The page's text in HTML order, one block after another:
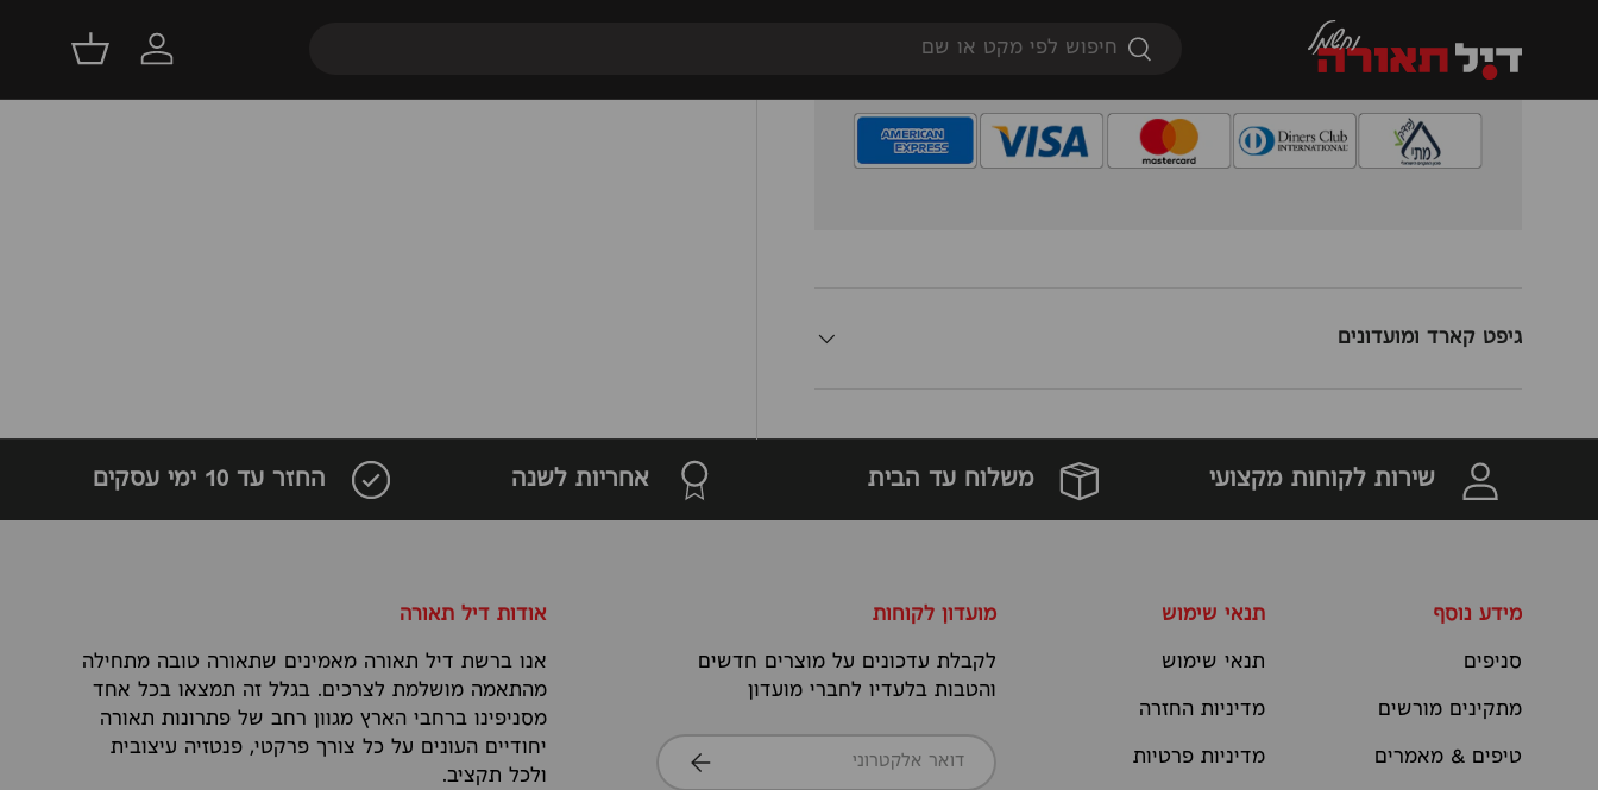
חיפוש
חיפוש
התחברותסל קניות
גופי תאורה נורות מוצרי חשמל מיזוג חימום ואוורור אביזרי חשמל
כל אמצעי התשלום באתר מאובטחים ומאושרים על ידי חברת האשראי, כל
הפריטים הרלוונטים עברו בדיקה ואישור של מכון התקנים וכן כל גופי
התאורה באתר מגיעים עם אחריות מלאה.
גיפט קארד ומועדונים
שירות לקוחות מקצועי משלוח עד הבית אחריות לשנה החזר עד 10 ימי עסקים
מידע נוסף
סניפים
מתקינים מורשים
טיפים & מאמרים
תנאי שימוש
תנאי שימוש
מדיניות החזרה
מדיניות פרטיות
מועדון לקוחות
לקבלת עדכונים על מוצרים חדשים
והטבות בלעדיו לחברי מועדון
דואר אלקטרוני
הרשמה
אודות דיל תאורה
אנו ברשת דיל תאורה מאמינים שתאורה טובה מתחילה
מהתאמה מושלמת לצרכים. בגלל זה תמצאו בכל אחד
מסניפינו ברחבי הארץ מגוון רחב של פתרונות תאורה
יחודיים העונים על כל צורך פרקטי, פנטזיה עיצובית
ולכל תקציב.